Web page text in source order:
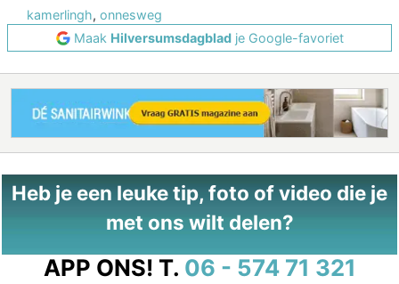
kamerlingh, onnesweg
Maak Hilversumsdagbladje Google-favoriet
Heb je een leuke tip, foto of video die je
met ons wilt delen?
APP ONS! T. 06 - 574 71 321